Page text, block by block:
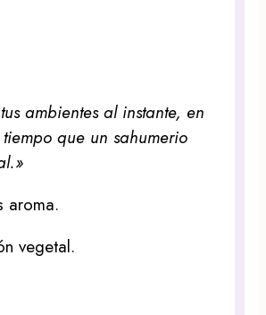
ambientes al instante, en
que un sahumerio
aroma.
vegetal.